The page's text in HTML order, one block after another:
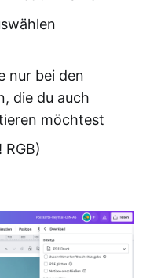
nur bei den
die du auch
möchtest
RGB)